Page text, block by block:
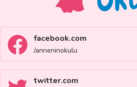
facebook.com
/anneninokulu
twitter.com